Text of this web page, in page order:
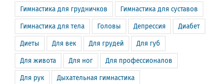
Гимнастика для грудничков Гимнастика для суставов
Гимнастика для тела Головы Депрессия Диабет
Диеты Для век Для грудей Для губ
Для живота Для ног Для профессионалов
Для рук Дыхательная гимнастика